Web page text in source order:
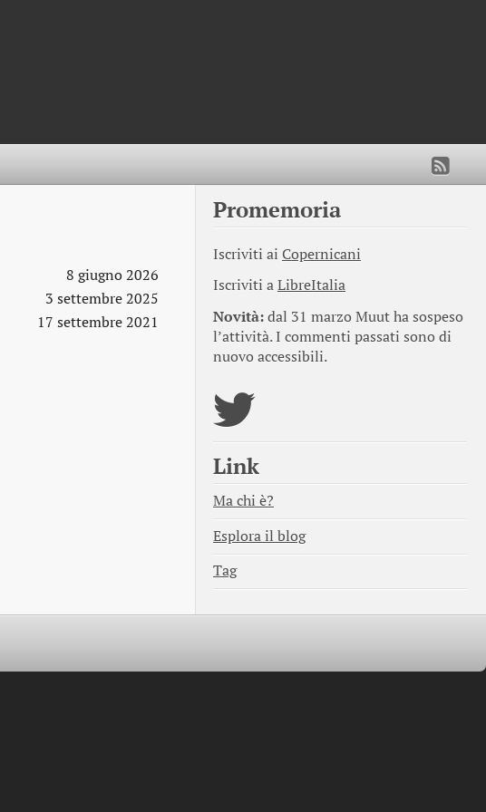
8 giugno 2026
3 settembre 2025
17 settembre 2021
Promemoria
Iscriviti ai Copernicani
Iscriviti aLibreItalia
Novità:dal 31 marzo Muut ha sospeso
l’attività. I commenti passati sono di
nuovo accessibili.
Link
Ma chi è?
Esplora il blog
Tag